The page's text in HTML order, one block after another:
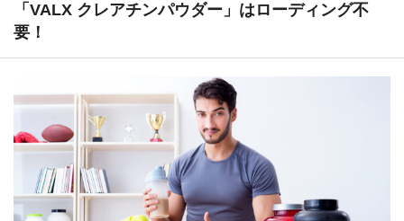
「VALX クレアチンパウダー」はローディング不
要！